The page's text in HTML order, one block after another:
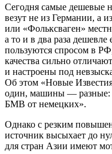
Сегодня самые дешевые
везут не из Германии, а
или «Фольксваген»
а то и в два раза
пользуются спросом в
качества сильно
и настроены под
Об этом «Новые
один, машины — разные:
БМВ от немецких».
Однако с резким
источник высыхает до
для стран Азии имеют